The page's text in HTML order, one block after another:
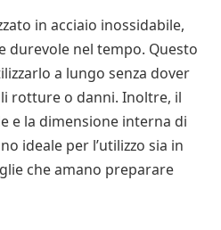
in acciaio inossidabile,
durevole nel tempo. Questo
a lungo senza dover
rotture o danni. Inoltre, il
e la dimensione interna di
ideale per l’utilizzo sia in
che amano preparare